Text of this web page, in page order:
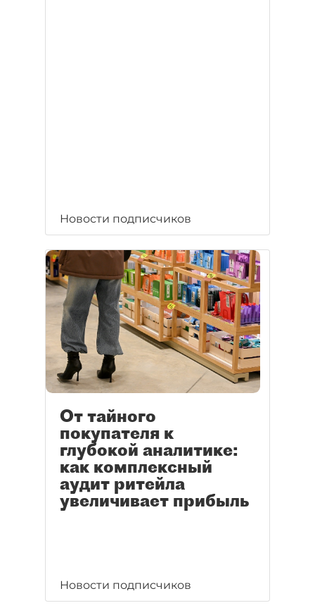
Новости подписчиков
От тайного
покупателя к
глубокой аналитике:
как комплексный
аудит ритейла
увеличивает прибыль
Новости подписчиков